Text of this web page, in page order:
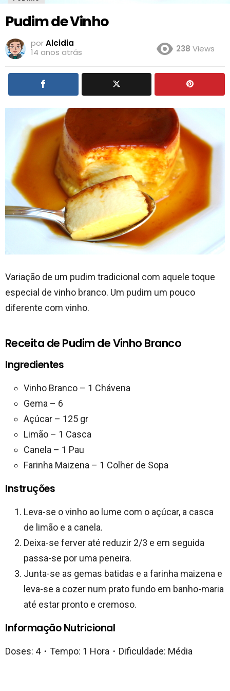
Pudim de Vinho
porAlcidia
14 anos atrás
238 Views
Variação de um pudim tradicional com aquele toque
especial de vinho branco. Um pudim um pouco
diferente com vinho.
Receita de Pudim de Vinho Branco
Ingredientes
Vinho Branco – 1 Chávena
Gema – 6
Açúcar – 125 gr
Limão – 1 Casca
Canela – 1 Pau
Farinha Maizena – 1 Colher de Sopa
Instruções
Leva-se o vinho ao lume com o açúcar, a casca
de limão e a canela.
Deixa-se ferver até reduzir 2/3 e em seguida
passa-se por uma peneira.
Junta-se as gemas batidas e a farinha maizena e
leva-se a cozer num prato fundo em banho-maria
até estar pronto e cremoso.
Informação Nutricional
Doses: 4・Tempo: 1 Hora・Dificuldade: Média